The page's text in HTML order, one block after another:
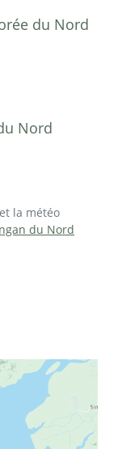
du Nord
Nord
la météo
du Nord